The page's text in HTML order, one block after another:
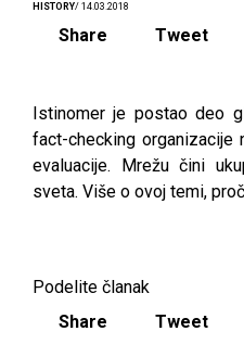
HISTORY/ 14.03.2018
Share Tweet
Istinomer je postao deo
fact-checking organizacije
evaluacije. Mrežu čini
sveta. Više o ovoj temi,
Podelite članak
Share
Tweet